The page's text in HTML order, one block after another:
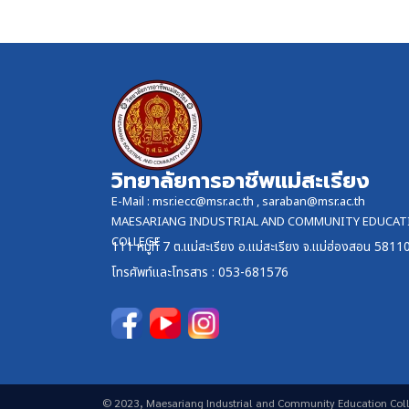
วิทยาลัยการอาชีพแม่สะเรียง
E-Mail : msr.iecc@msr.ac.th ,saraban@msr.ac.th
MAESARIANG INDUSTRIAL AND COMMUNITY
COLLEGE
111 หมู่ที่ 7 ต.แม่สะเรียง อ.แม่สะเรียง จ.แม่ฮ่องสอน 58110
โทรศัพท์และโทรสาร : 053-681576
© 2023, Maesariang Industrial and Community Education